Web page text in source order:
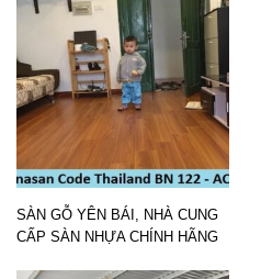
SÀN GỖ YÊN BÁI, NHÀ CUNG
CẤP SÀN NHỰA CHÍNH HÃNG